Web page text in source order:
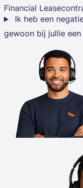
Financial
Ik heb een
gewoon bij jullie